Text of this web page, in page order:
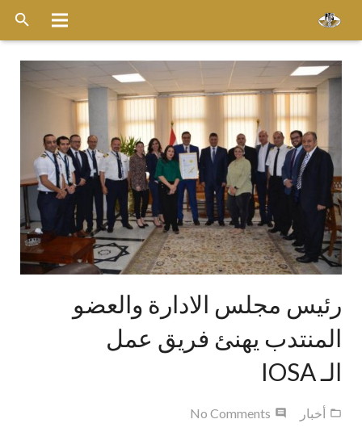
الرئيسية
عن الشركة
خدماتنا
الاسطول
قواعد التشغيل
ميديا
اخر الأخبار
رئيس مجلس الادارة والعضو
المنتدب يهنئ فريق عمل
الـ IOSA
أخبار No Comments